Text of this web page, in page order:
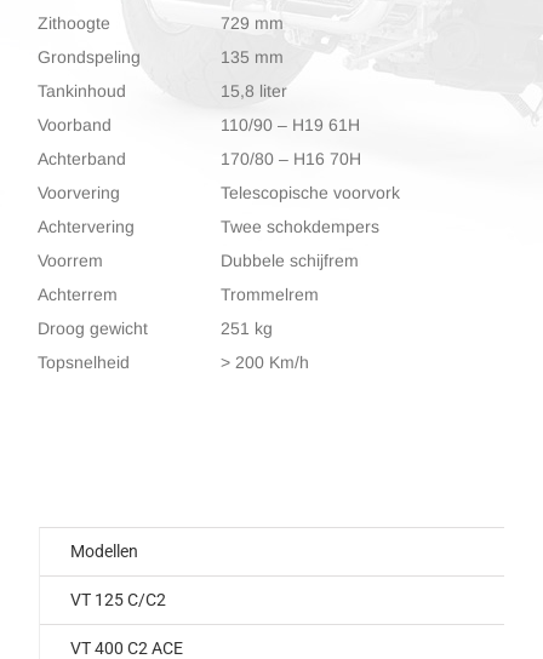
Zithoogte
729 mm
Grondspeling
135 mm
Tankinhoud
15,8 liter
Voorband
110/90 – H19 61H
Achterband
170/80 – H16 70H
Voorvering
Telescopische voorvork
Achtervering
Twee schokdempers
Voorrem
Dubbele schijfrem
Achterrem
Trommelrem
Droog gewicht
251 kg
Topsnelheid
> 200 Km/h
Modellen
VT 125 C/C2
VT 400 C2 ACE